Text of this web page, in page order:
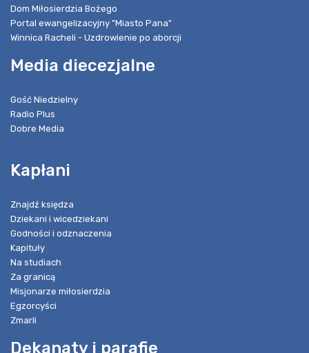
Dom Miłosierdzia Bożego
Portal ewangelizacyjny "Miasto Pana"
Winnica Racheli - Uzdrowienie po aborcji
Media diecezjalne
Gość Niedzielny
Radio Plus
Dobre Media
Kapłani
Znajdź księdza
Dziekani i wicedziekani
Godności i odznaczenia
Kapituły
Na studiach
Za granicą
Misjonarze miłosierdzia
Egzorcyści
Zmarli
Dekanaty i parafie